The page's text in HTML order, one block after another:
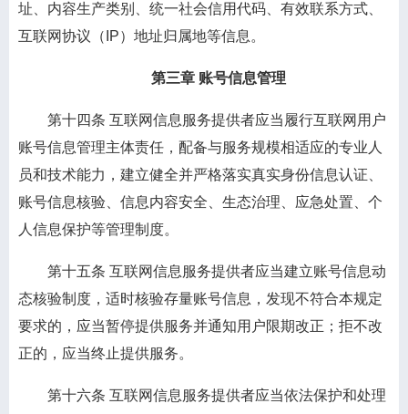
址、内容生产类别、统一社会信用代码、有效联系方式、
互联网协议（IP）地址归属地等信息。
第三章 账号信息管理
第十四条 互联网信息服务提供者应当履行互联网用户
账号信息管理主体责任，配备与服务规模相适应的专业人
员和技术能力，建立健全并严格落实真实身份信息认证、
账号信息核验、信息内容安全、生态治理、应急处置、个
人信息保护等管理制度。
第十五条 互联网信息服务提供者应当建立账号信息动
态核验制度，适时核验存量账号信息，发现不符合本规定
要求的，应当暂停提供服务并通知用户限期改正；拒不改
正的，应当终止提供服务。
第十六条 互联网信息服务提供者应当依法保护和处理